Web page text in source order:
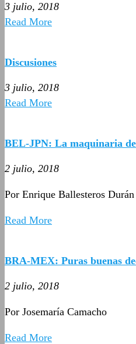
3 julio, 2018
Read More
Discusiones
3 julio, 2018
Read More
BEL-JPN: La maquinaria
2 julio, 2018
Por Enrique Ballesteros Durán
Read More
BRA-MEX: Puras buenas
2 julio, 2018
Por Josemaría Camacho
Read More